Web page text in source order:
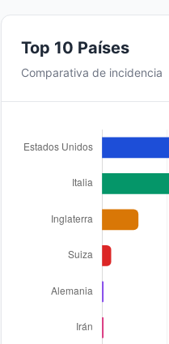
Top 10 Países
Comparativa de incidencia